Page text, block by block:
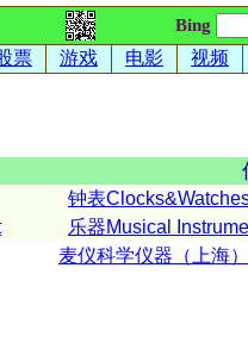
Bing
票 游戏 电影 视频
钟表
乐器Musical
麦仪科学仪器（上海